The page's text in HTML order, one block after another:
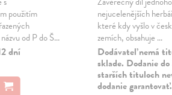
použitím
od P do Š...
dní
nejucelenějších
které kdy vyšlo v
zemích, obsahuje ...
Dodávateľ nemá
sklade. Dodanie
starších tituloch
dodanie garantovať.